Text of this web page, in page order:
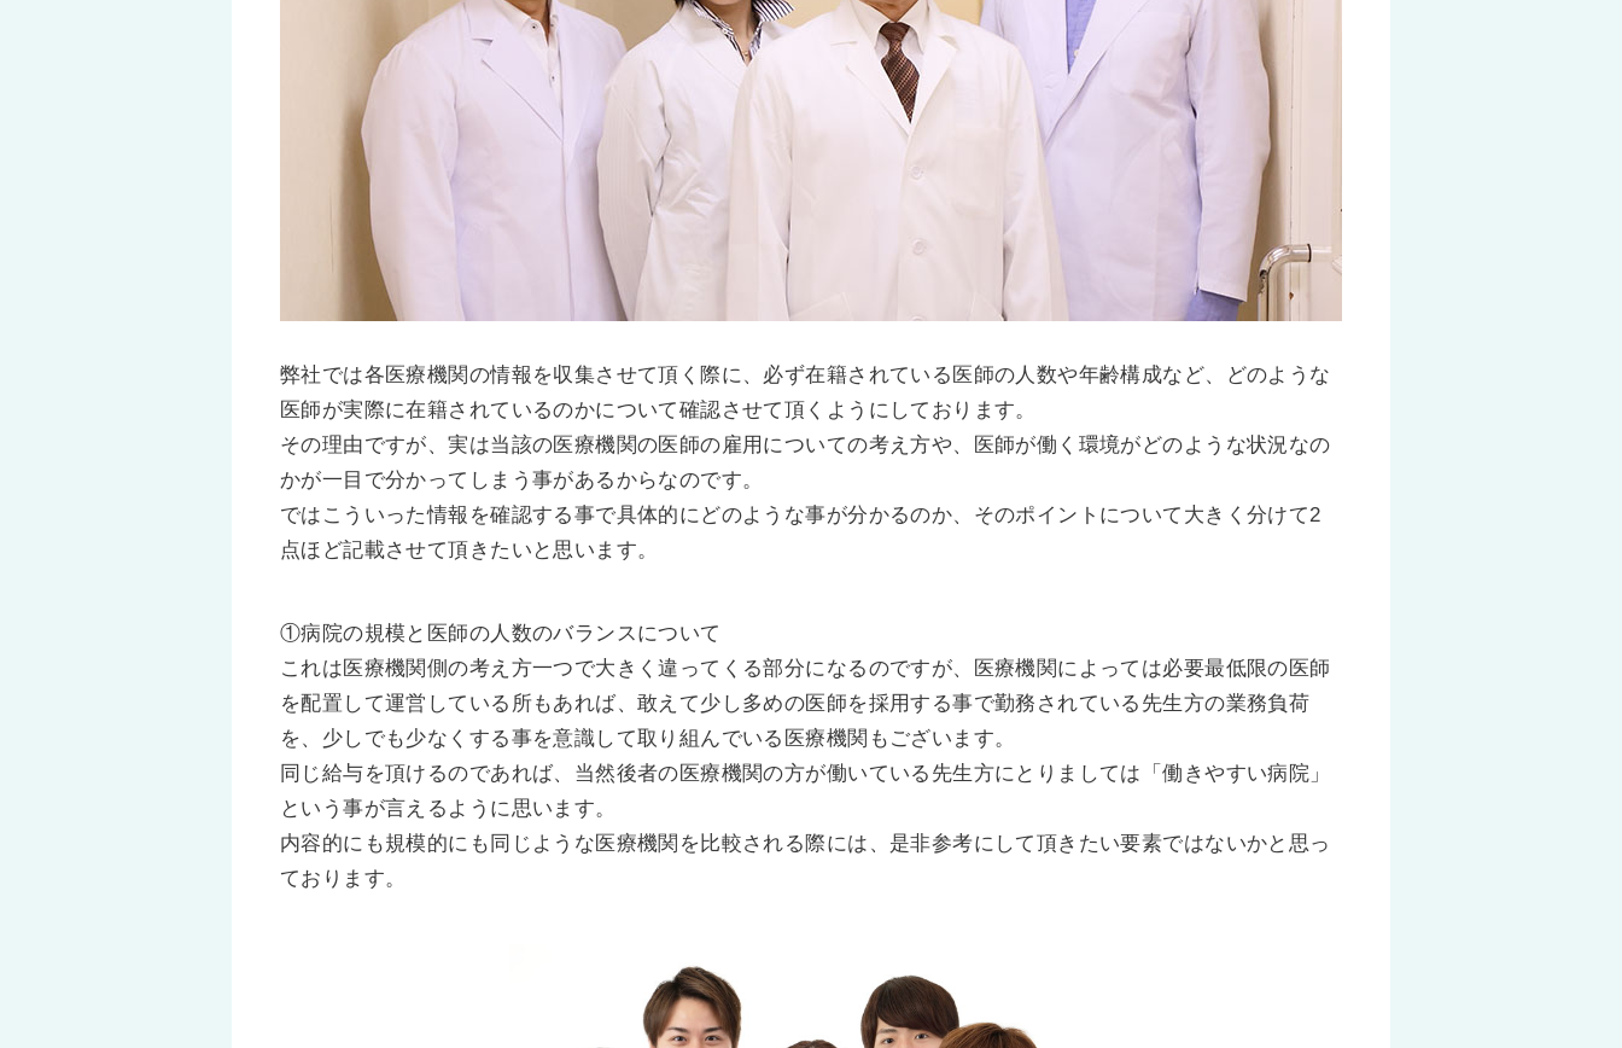
弊社では各医療機関の情報を収集させて頂く際に、必ず在籍されている医師の人数や年齢構成など、どのような
医師が実際に在籍されているのかについて確認させて頂くようにしております。
その理由ですが、実は当該の医療機関の医師の雇用についての考え方や、医師が働く環境がどのような状況なの
かが一目で分かってしまう事があるからなのです。
ではこういった情報を確認する事で具体的にどのような事が分かるのか、そのポイントについて大きく分けて2
点ほど記載させて頂きたいと思います。
①病院の規模と医師の人数のバランスについて
これは医療機関側の考え方一つで大きく違ってくる部分になるのですが、医療機関によっては必要最低限の医師
を配置して運営している所もあれば、敢えて少し多めの医師を採用する事で勤務されている先生方の業務負荷
を、少しでも少なくする事を意識して取り組んでいる医療機関もございます。
同じ給与を頂けるのであれば、当然後者の医療機関の方が働いている先生方にとりましては「働きやすい病院」
という事が言えるように思います。
内容的にも規模的にも同じような医療機関を比較される際には、是非参考にして頂きたい要素ではないかと思っ
ております。